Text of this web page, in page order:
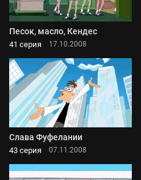
Песок, масло, Кендес
41 серия 17.10.2008
Слава Фуфелании
43 серия 07.11.2008